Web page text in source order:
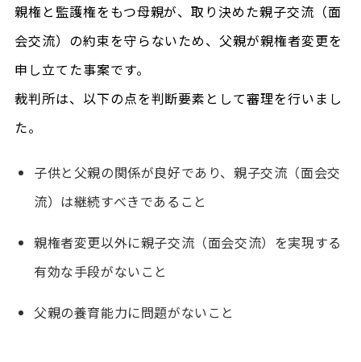
親権と監護権をもつ母親が、取り決めた親子交流（面
会交流）の約束を守らないため、父親が親権者変更を
申し立てた事案です。
裁判所は、以下の点を判断要素として審理を行いまし
た。
子供と父親の関係が良好であり、親子交流（面会交
流）は継続すべきであること
親権者変更以外に親子交流（面会交流）を実現する
有効な手段がないこと
父親の養育能力に問題がないこと